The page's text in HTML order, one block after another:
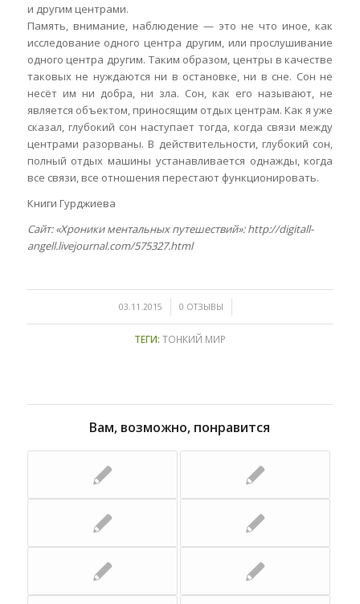
и другим центрами.
Память, внимание, наблюдение — это не что иное, как
исследование одного центра другим, или прослушивание
одного центра другим. Таким образом, центры в качестве
таковых не нуждаются ни в остановке, ни в сне. Сон не
несёт им ни добра, ни зла. Сон, как его называют, не
является объектом, приносящим отдых центрам. Как я уже
сказал, глубокий сон наступает тогда, когда связи между
центрами разорваны. В действительности, глубокий сон,
полный отдых машины устанавливается однажды, когда
все связи, все отношения перестают функционировать.
Книги Гурджиева
Сайт: «Хроники ментальных путешествий»: http://digitall-
angell.livejournal.com/575327.html
03.11.2015
/ 0 ОТЗЫВЫ
/
ТЕГИ: ТОНКИЙ МИР
Вам, возможно, понравится